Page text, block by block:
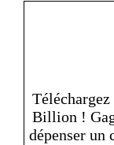
Billion !
dépenser un